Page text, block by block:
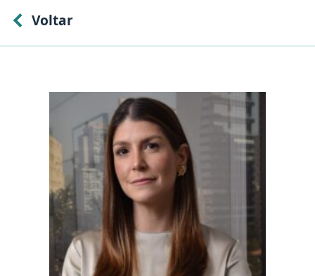
Voltar